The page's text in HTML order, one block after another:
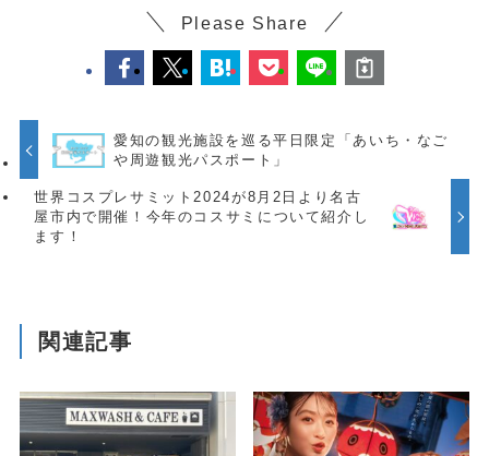
Please Share
愛知の観光施設を巡る平日限定「あいち・なご
や周遊観光パスポート」
世界コスプレサミット2024が8月2日より名古
屋市内で開催！今年のコスサミについて紹介し
ます！
関連記事